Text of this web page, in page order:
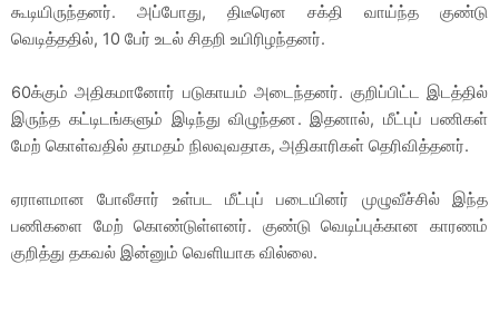
கூடியிருந்தனர். அப்போது, திடீரென சக்தி வாய்ந்த குண்டு
வெடித்ததில், 10 பேர் உடல் சிதறி உயிரிழந்தனர்.
60க்கும் அதிகமானோர் படுகாயம் அடைந்தனர். குறிப்பிட்ட இடத்தில்
இருந்த கட்டிடங்களும் இடிந்து விழுந்தன. இதனால், மீட்புப் பணிகள்
மேற் கொள்வதில் தாமதம் நிலவுவதாக, அதிகாரிகள் தெரிவித்தனர்.
ஏராளமான போலீசார் உள்பட மீட்புப் படையினர் முழுவீச்சில் இந்த
பணிகளை மேற் கொண்டுள்ளனர். குண்டு வெடிப்புக்கான காரணம்
குறித்து தகவல் இன்னும் வெளியாக வில்லை.